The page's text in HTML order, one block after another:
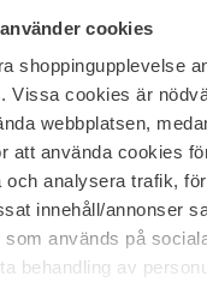
cookies
shoppingupplevelse
Vissa cookies är
webbplatsen,
att använda cookies
och analysera trafik,
innehåll/annonser
används på
behandling av
PÅ VÅRA
accepterar du vår
helst.